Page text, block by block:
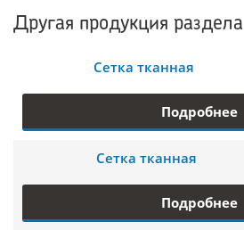
Другая продукция раздела
Сетка тканная
Подробнее
Сетка тканная
Подробнее